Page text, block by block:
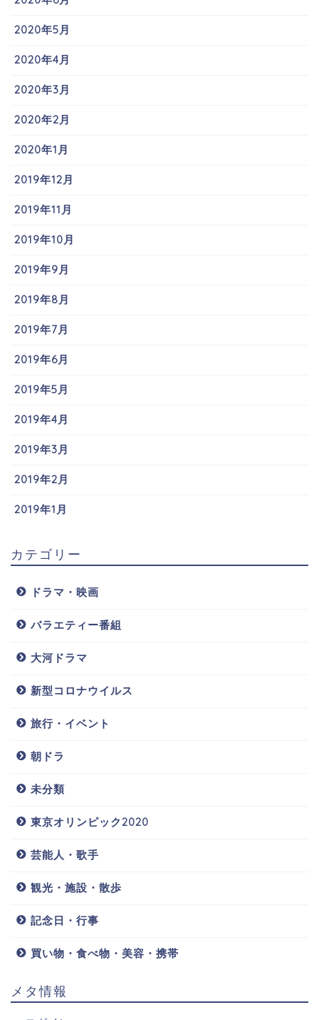
2020年5月
2020年4月
2020年3月
2020年2月
2020年1月
2019年12月
2019年11月
2019年10月
2019年9月
2019年8月
2019年7月
2019年6月
2019年5月
2019年4月
2019年3月
2019年2月
2019年1月
カテゴリー
ドラマ・映画
バラエティー番組
大河ドラマ
新型コロナウイルス
旅行・イベント
朝ドラ
未分類
東京オリンピック2020
芸能人・歌手
観光・施設・散歩
記念日・行事
買い物・食べ物・美容・携帯
メタ情報